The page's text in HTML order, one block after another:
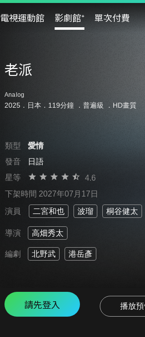
電視運動館 影劇館⁺ 單次付費
老派
Analog
2025．日本．119分鐘 ． 普遍級 ．HD畫質
類型
愛情
發音
日語
星等
4.6
下架時間 2027年07月17日
演員 二宮和也 波瑠 桐谷健太
導演 高畑秀太
編劇 北野武 港岳彥
請先登入 播放